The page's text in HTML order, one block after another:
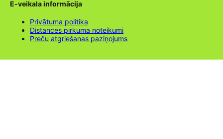
E-veikala informācija
Privātuma politika
Distances pirkuma noteikumi
Preču atgriešanas paziņojums